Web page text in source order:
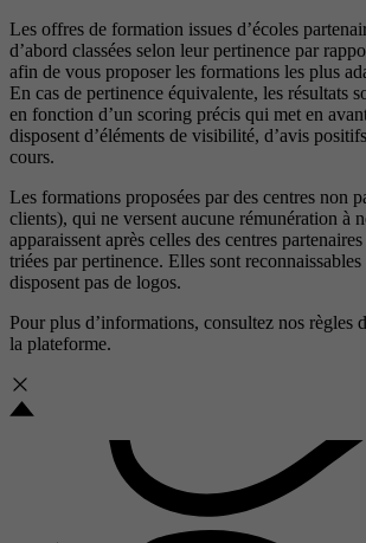
Les offres de formation issues d’écoles
d’abord classées selon leur pertinence par
afin de vous proposer les formations les plus
En cas de pertinence équivalente, les résultats
en fonction d’un scoring précis qui met en
disposent d’éléments de visibilité, d’avis
cours.
Les formations proposées par des centres non
clients), qui ne versent aucune rémunération à
apparaissent après celles des centres
triées par pertinence. Elles sont
disposent pas de logos.
Pour plus d’informations, consultez nos règles
la plateforme.